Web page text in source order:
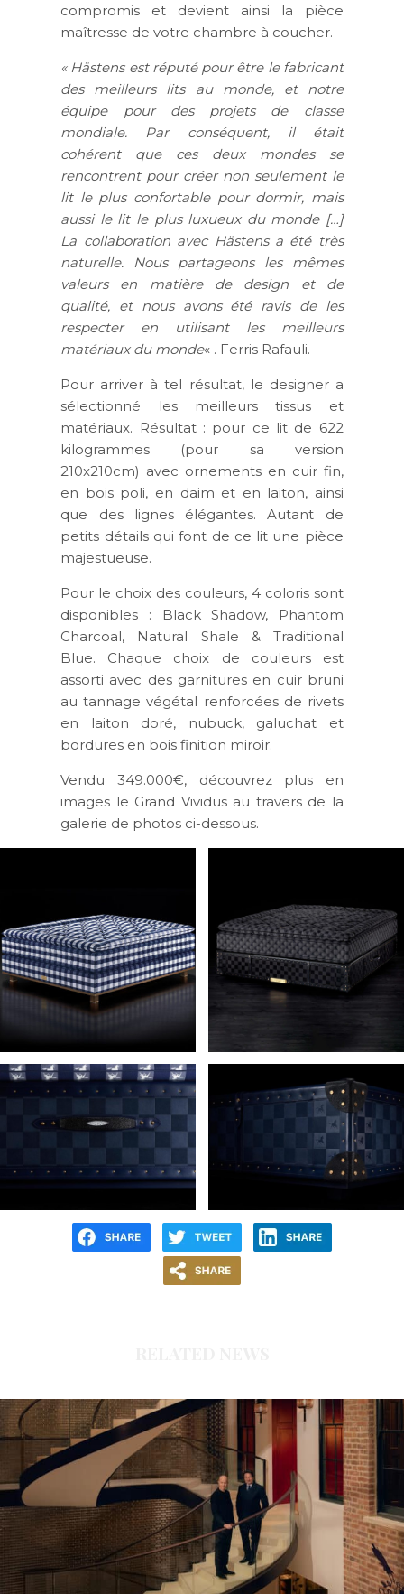
compromis et devient ainsi la pièce
maîtresse de votre chambre à coucher.
« Hästens est réputé pour être le fabricant
des meilleurs lits au monde, et notre
équipe pour des projets de classe
mondiale. Par conséquent, il était
cohérent que ces deux mondes se
rencontrent pour créer non seulement le
lit le plus confortable pour dormir, mais
aussi le lit le plus luxueux du monde […]
La collaboration avec Hästens a été très
naturelle. Nous partageons les mêmes
valeurs en matière de design et de
qualité, et nous avons été ravis de les
respecter en utilisant les meilleurs
matériaux du monde« . Ferris Rafauli.
Pour arriver à tel résultat, le designer a
sélectionné les meilleurs tissus et
matériaux. Résultat : pour ce lit de 622
kilogrammes (pour sa version
210x210cm) avec ornements en cuir fin,
en bois poli, en daim et en laiton, ainsi
que des lignes élégantes. Autant de
petits détails qui font de ce lit une pièce
majestueuse.
Pour le choix des couleurs, 4 coloris sont
disponibles : Black Shadow, Phantom
Charcoal, Natural Shale & Traditional
Blue. Chaque choix de couleurs est
assorti avec des garnitures en cuir bruni
au tannage végétal renforcées de rivets
en laiton doré, nubuck, galuchat et
bordures en bois finition miroir.
Vendu 349.000€, découvrez plus en
images le Grand Vividus au travers de la
galerie de photos ci-dessous.